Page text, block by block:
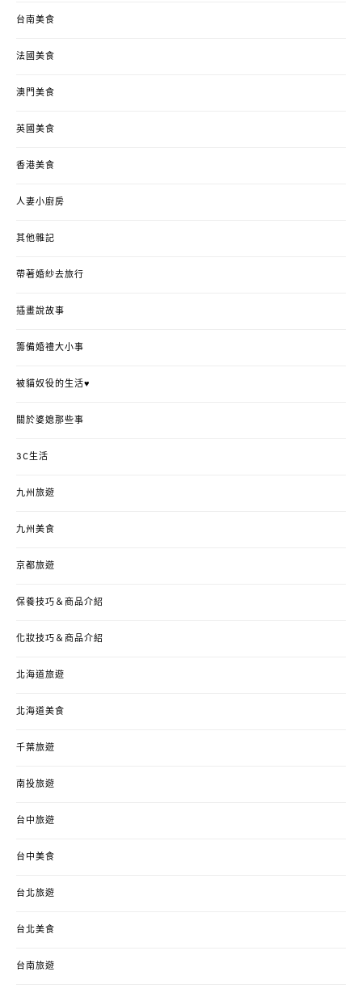
台南美食
法國美食
澳門美食
英國美食
香港美食
人妻小廚房
其他雜記
帶著婚紗去旅行
插畫說故事
籌備婚禮大小事
被貓奴役的生活♥
關於婆媳那些事
3C生活
九州旅遊
九州美食
京都旅遊
保養技巧＆商品介紹
化妝技巧＆商品介紹
北海道旅遊
北海道美食
千葉旅遊
南投旅遊
台中旅遊
台中美食
台北旅遊
台北美食
台南旅遊